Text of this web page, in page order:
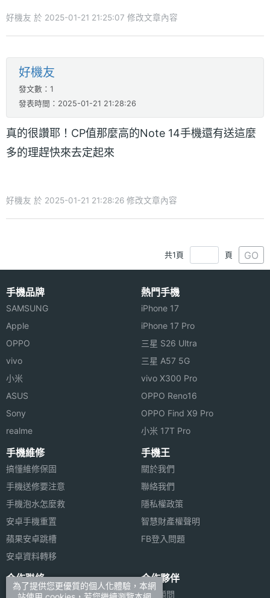
好機友 於 2025-01-21 21:25:07 修改文章內容
好機友
發文數：1
發表時間：2025-01-21 21:28:26
真的很讚耶！CP值那麼高的Note 14手機還有送這麼
多的理趕快來去定起來
好機友 於 2025-01-21 21:28:26 修改文章內容
共1頁 頁 GO
手機品牌
SAMSUNG
Apple
OPPO
vivo
小米
ASUS
Sony
realme
熱門手機
iPhone 17
iPhone 17 Pro
三星 S26 Ultra
三星 A57 5G
vivo X300 Pro
OPPO Reno16
OPPO Find X9 Pro
小米 17T Pro
手機維修
搞懂維修保固
手機送修要注意
手機泡水怎麼救
安卓手機重置
蘋果安卓跳槽
安卓資料轉移
手機王
關於我們
聯絡我們
隱私權政策
智慧財產權聲明
FB登入問題
合作聯絡
廣告刊登
合作夥伴
法律顧問
為了提供您更優質的個人化體驗，本網